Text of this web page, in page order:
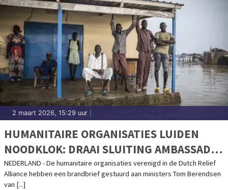
2 maart 2026, 15:29 uur
HUMANITAIRE ORGANISATIES LUIDEN
NOODKLOK: DRAAI SLUITING AMBASSADE
ZUID-SOEDAN TERUG
NEDERLAND - De humanitaire organisaties verenigd in de Dutch Relief
Alliance hebben een brandbrief gestuurd aan ministers Tom Berendsen
van [...]